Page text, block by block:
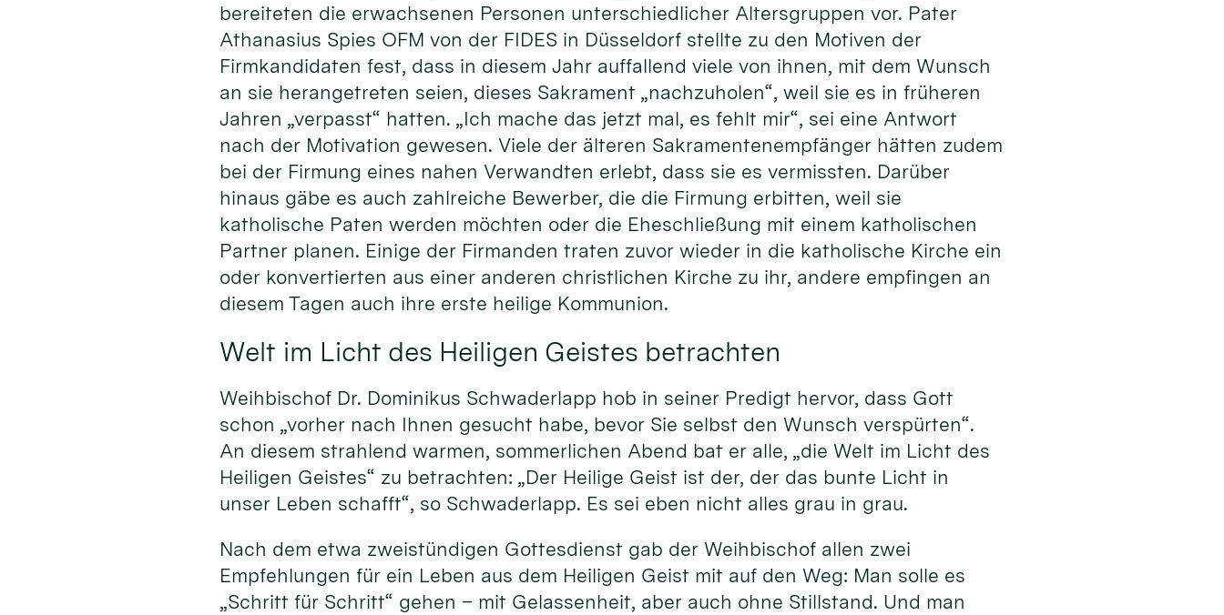
bereiteten die erwachsenen Personen unterschiedlicher Altersgruppen vor. Pater
Athanasius Spies OFM von der FIDES in Düsseldorf stellte zu den Motiven der
Firmkandidaten fest, dass in diesem Jahr auffallend viele von ihnen, mit dem Wunsch
an sie herangetreten seien, dieses Sakrament „nachzuholen“, weil sie es in früheren
Jahren „verpasst“ hatten. „Ich mache das jetzt mal, es fehlt mir“, sei eine Antwort
nach der Motivation gewesen. Viele der älteren Sakramentenempfänger hätten zudem
bei der Firmung eines nahen Verwandten erlebt, dass sie es vermissten. Darüber
hinaus gäbe es auch zahlreiche Bewerber, die die Firmung erbitten, weil sie
katholische Paten werden möchten oder die Eheschließung mit einem katholischen
Partner planen. Einige der Firmanden traten zuvor wieder in die katholische Kirche ein
oder konvertierten aus einer anderen christlichen Kirche zu ihr, andere empfingen an
diesem Tagen auch ihre erste heilige Kommunion.
Welt im Licht des Heiligen Geistes betrachten
Weihbischof Dr. Dominikus Schwaderlapp hob in seiner Predigt hervor, dass Gott
schon „vorher nach Ihnen gesucht habe, bevor Sie selbst den Wunsch verspürten“.
An diesem strahlend warmen, sommerlichen Abend bat er alle, „die Welt im Licht des
Heiligen Geistes“ zu betrachten: „Der Heilige Geist ist der, der das bunte Licht in
unser Leben schafft“, so Schwaderlapp. Es sei eben nicht alles grau in grau.
Nach dem etwa zweistündigen Gottesdienst gab der Weihbischof allen zwei
Empfehlungen für ein Leben aus dem Heiligen Geist mit auf den Weg: Man solle es
„Schritt für Schritt“ gehen – mit Gelassenheit, aber auch ohne Stillstand. Und man